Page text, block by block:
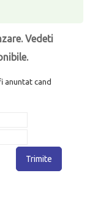
Vedeti
anuntat cand
Trimite